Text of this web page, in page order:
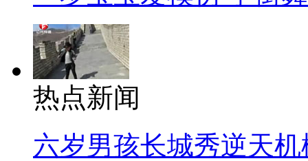
热点新闻
六岁男孩长城秀逆天机